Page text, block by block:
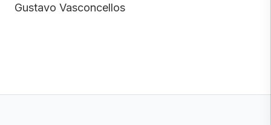
Gustavo Vasconcellos